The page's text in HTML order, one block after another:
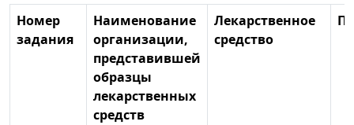
Номер
задания
Наименование
организации,
представившей
образцы
лекарственных
средств
Лекарственное
средство